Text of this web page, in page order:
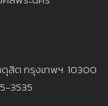
สิต กรุงเทพฯ 10300
3535